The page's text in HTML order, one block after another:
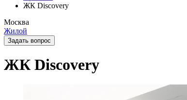
ЖК Discovery
Москва
Жилой
Задать вопрос
ЖК Discovery